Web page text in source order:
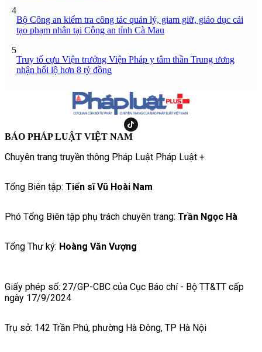
4
Bộ Công an kiểm tra công tác quản lý, giam giữ, giáo dục cải
tạo phạm nhân tại Công an tỉnh Cà Mau
5
Truy tố cựu Viện trưởng Viện Pháp y tâm thần Trung ương
nhận hối lộ hơn 8 tỷ đồng
BÁO PHÁP LUẬT VIỆT NAM
Chuyên trang truyền thông Pháp Luật Pháp Luật +
Tổng Biên tập: Tiến sĩ Vũ Hoài Nam
Phó Tổng Biên tập phụ trách chuyên trang: Trần Ngọc Hà
Tổng Thư ký: Hoàng Văn Vượng
Giấy phép số: 27/GP-CBC của Cục Báo chí - Bộ TT&TT cấp
ngày 17/9/2024
Trụ sở: 142 Trần Phú, phường Hà Đông, TP Hà Nội